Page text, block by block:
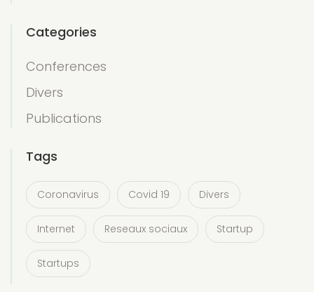
Categories
Conferences
Divers
Publications
Tags
Coronavirus Covid 19 Divers
Internet Reseaux sociaux Startup
Startups